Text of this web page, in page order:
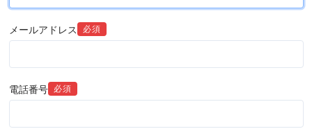
メールアドレス 必須
電話番号 必須